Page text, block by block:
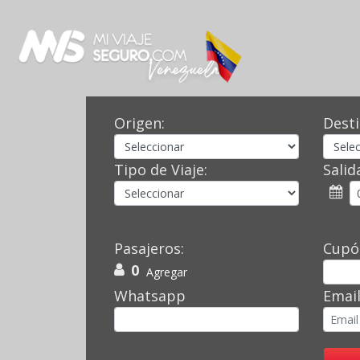
Origen:
Tipo de Viaje:
Pasajeros:
0 Agregar
Whatsapp Email